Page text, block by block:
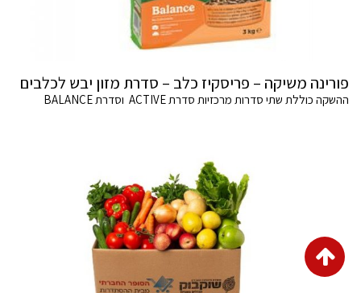
פורינה משיקה – פריסקיז כלב – סדרת מזון יבש לכלבים
ההשקה כוללת שתי סדרות מרכזיות סדרת ACTIVE וסדרת BALANCE
גלילה
לראש